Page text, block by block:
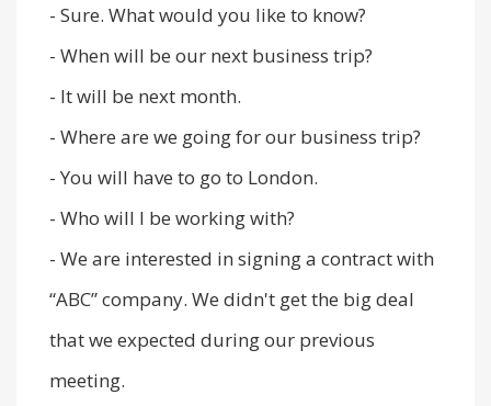
- Sure. What would you like to know?
- When will be our next business trip?
- It will be next month.
- Where are we going for our business trip?
- You will have to go to London.
- Who will I be working with?
- We are interested in signing a contract with
“ABC” company. We didn't get the big deal
that we expected during our previous
meeting.